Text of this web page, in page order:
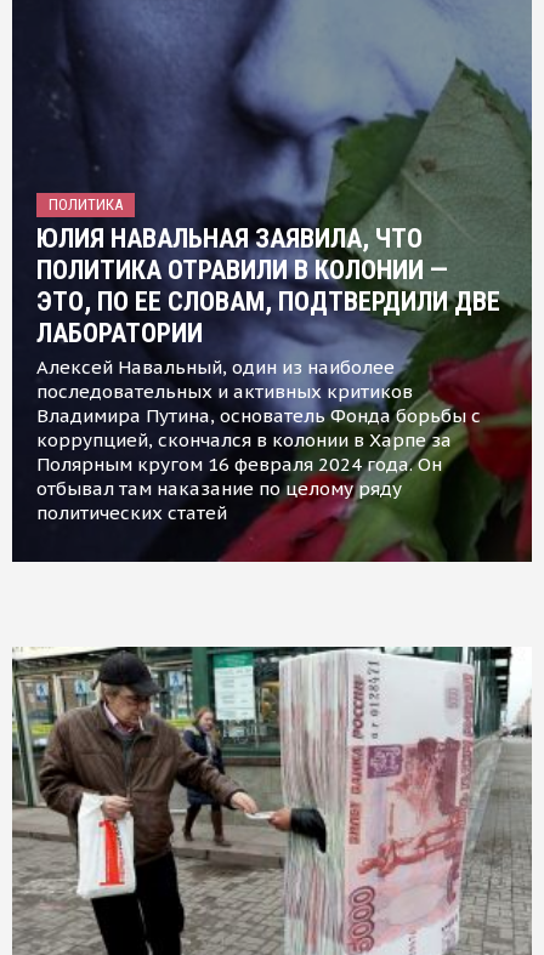
ПОЛИТИКА
ЮЛИЯ НАВАЛЬНАЯ ЗАЯВИЛА, ЧТО
ПОЛИТИКА ОТРАВИЛИ В КОЛОНИИ —
ЭТО, ПО ЕЕ СЛОВАМ, ПОДТВЕРДИЛИ ДВЕ
ЛАБОРАТОРИИ
Алексей Навальный, один из наиболее
последовательных и активных критиков
Владимира Путина, основатель Фонда борьбы с
коррупцией, скончался в колонии в Харпе за
Полярным кругом 16 февраля 2024 года. Он
отбывал там наказание по целому ряду
политических статей